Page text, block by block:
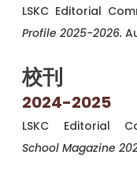
LSKC Editorial
Profile 2025-2026.
校刊
2024-2025
LSKC Editorial
School Magazine